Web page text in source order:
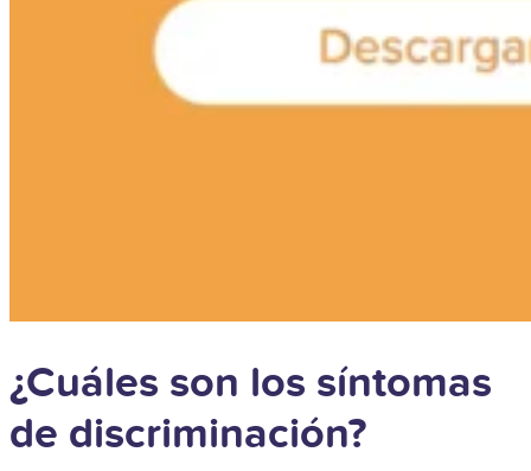
¿Cuáles son los síntomas
de discriminación?